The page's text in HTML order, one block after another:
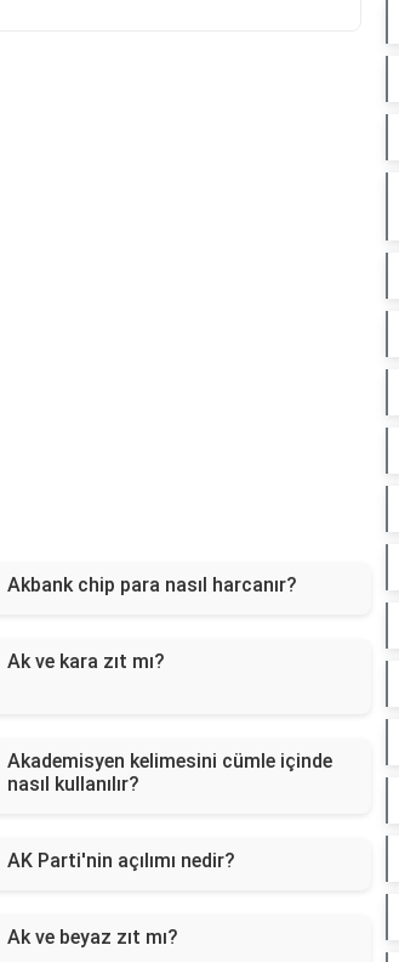
Akbank chip para nasıl harcanır?
Ak ve kara zıt mı?
Akademisyen kelimesini cümle içinde
nasıl kullanılır?
AK Parti'nin açılımı nedir?
Ak ve beyaz zıt mı?